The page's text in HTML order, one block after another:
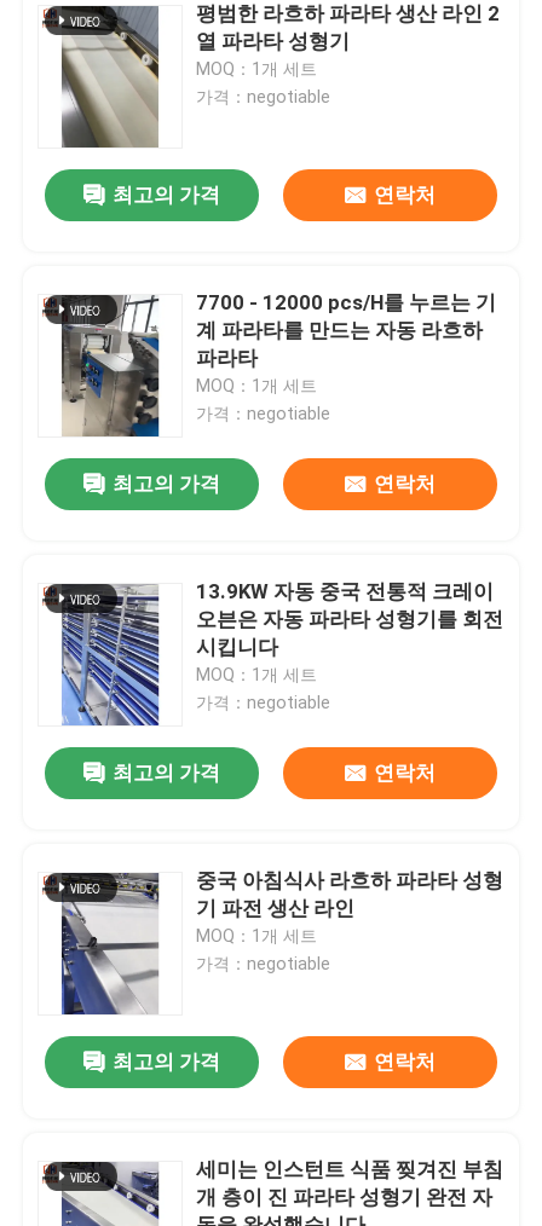
제품
우리에 대하여
공장 여행
연락주세요
뉴스
경우
식량 생산 라인
평범한 라흐하 파라타 생산 라인 2
열 파라타 성형기
MOQ：1개 세트
가격：negotiable
최고의 가격 연락처
7700 - 12000 pcs/H를 누르는 기
계 파라타를 만드는 자동 라흐하
파라타
MOQ：1개 세트
가격：negotiable
최고의 가격 연락처
13.9KW 자동 중국 전통적 크레이
오븐은 자동 파라타 성형기를 회전
시킵니다
MOQ：1개 세트
가격：negotiable
최고의 가격 연락처
중국 아침식사 라흐하 파라타 성형
기 파전 생산 라인
MOQ：1개 세트
가격：negotiable
최고의 가격 연락처
세미는 인스턴트 식품 찢겨진 부침
개 층이 진 파라타 성형기 완전 자